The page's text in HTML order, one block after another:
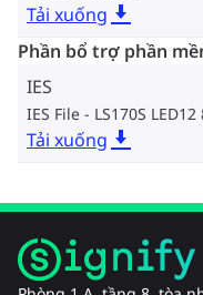
Tải xuống
Phần bổ trợ phần
IES
IES File - LS170S
Tải xuống